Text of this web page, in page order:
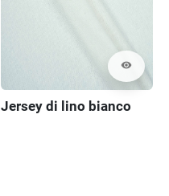
visibility
Jersey di lino bianco